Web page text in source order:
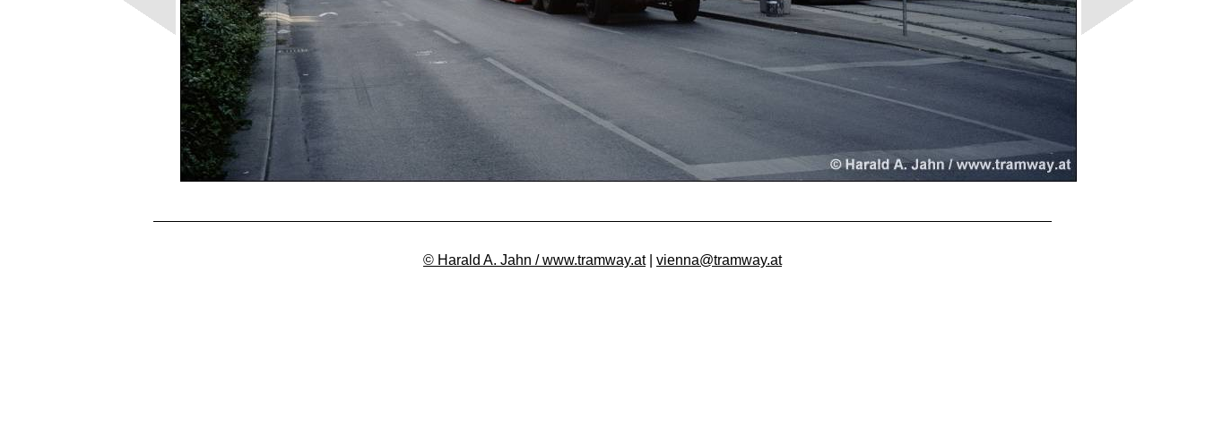
© Harald A. Jahn / www.tramway.at| vienna@tramway.at